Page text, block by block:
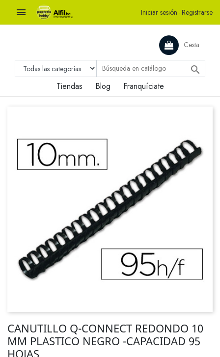
 Iniciar sesión · Registrarse
Cesta

Tiendas Blog Franquíciate
CANUTILLO Q-CONNECT REDONDO 10
MM PLASTICO NEGRO -CAPACIDAD 95
HOJAS